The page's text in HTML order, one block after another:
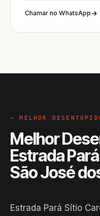
Chamar no WhatsApp
→ MELHOR
Melhor
Estrada
São José
Estrada Pará Sítio